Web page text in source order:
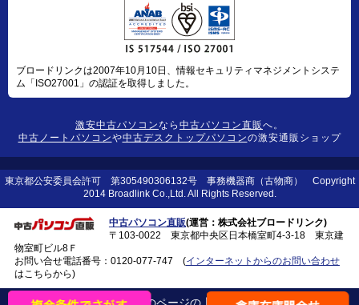
ブロードリンクは2007年10月10日、情報セキュリティマネジメントシステ
ム「ISO27001」の認証を取得しました。
激安中古パソコンなら 中古パソコン直販へ。
中古ノートパソコンや中古デスクトップパソコンの激安通販ショップ
東京都公安委員会許可 第305490306132号 事務機器商（古物商） Copyright
2014 Broadlink Co.,Ltd. All Rights Reserved.
中古パソコン直販(運営：株式会社ブロードリンク)
〒103-0022 東京都中央区日本橋室町4-3-18 東京建
物室町ビル8Ｆ
お問い合せ電話番号： 0120-077-747 (インターネットからのお問い合わせ
はこちらから)
このページの上に戻る